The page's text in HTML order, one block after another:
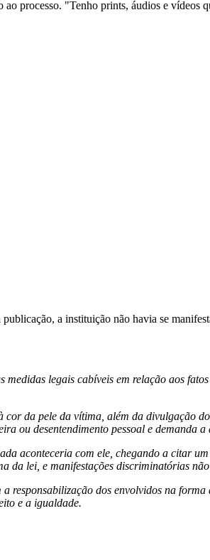
processo. "Tenho prints, áudios e vídeos
a instituição não havia se
legais cabíveis em relação aos
da pele da vítima, além da divulgação
ou desentendimento pessoal e demanda
aconteceria com ele, chegando a citar
da lei, e manifestações discriminatórias
responsabilização dos envolvidos na
e a igualdade.